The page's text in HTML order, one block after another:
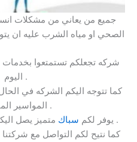
جميع من يعاني من مشكلات
الصحي او مياه الشرب عليه ان
شركه تجعلكم تستمتعوا
اليوم .
كما تتوجه اليكم الشركه في
المواسير المفاجئ .
يوفر لكم سباك
متميز يصل اليكم في اسرع وقت ممكن .
كما نتيح لكم التواصل مع